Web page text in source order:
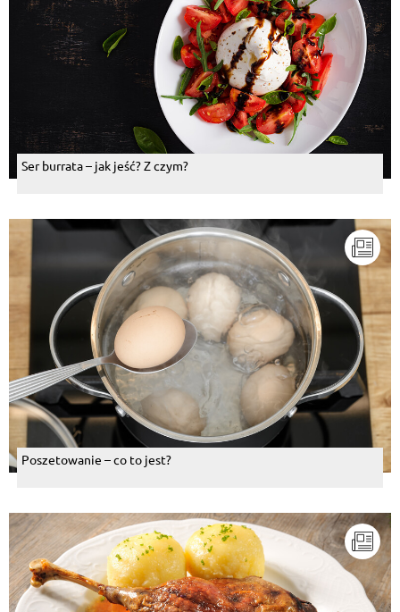
Ser burrata – jak jeść? Z czym?
Poszetowanie – co to jest?